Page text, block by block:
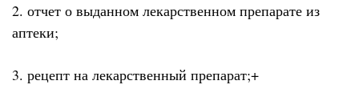
2. отчет о выданном лекарственном препарате из
аптеки;
3. рецепт на лекарственный препарат;+